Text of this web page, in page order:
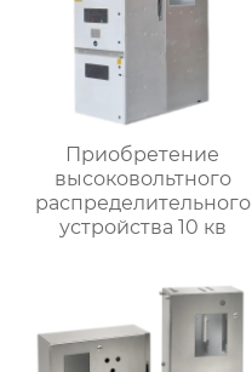
Приобретение
высоковольтного
распределительного
устройства 10 кв